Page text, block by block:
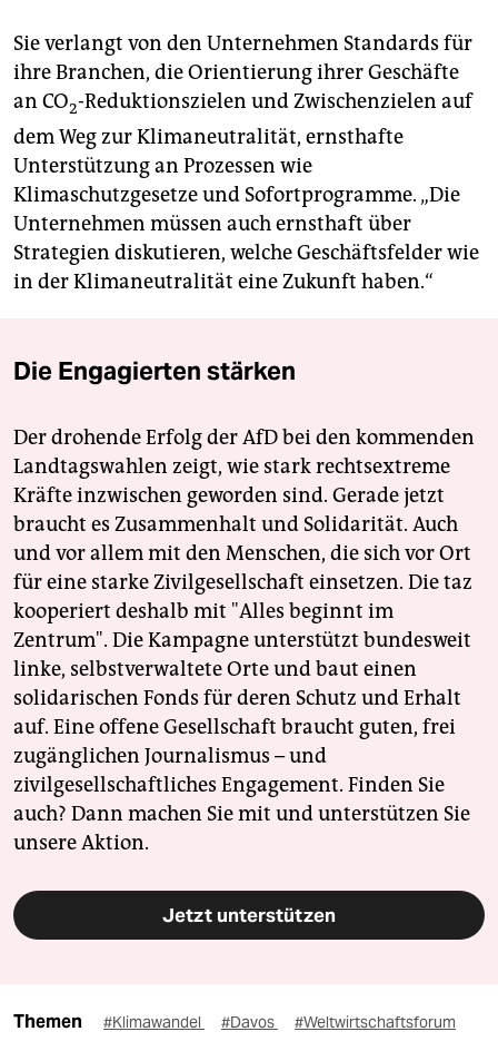
Sie verlangt von den Unternehmen Standards für
ihre Branchen, die Orientierung ihrer Geschäfte
an CO2-Reduktionszielen und Zwischenzielen auf
dem Weg zur Klimaneutralität, ernsthafte
Unterstützung an Prozessen wie
Klimaschutzgesetze und Sofortprogramme. „Die
Unternehmen müssen auch ernsthaft über
Strategien diskutieren, welche Geschäftsfelder wie
in der Klimaneutralität eine Zukunft haben.“
Die Engagierten stärken
Der drohende Erfolg der AfD bei den kommenden
Landtagswahlen zeigt, wie stark rechtsextreme
Kräfte inzwischen geworden sind. Gerade jetzt
braucht es Zusammenhalt und Solidarität. Auch
und vor allem mit den Menschen, die sich vor Ort
für eine starke Zivilgesellschaft einsetzen. Die taz
kooperiert deshalb mit "Alles beginnt im
Zentrum". Die Kampagne unterstützt bundesweit
linke, selbstverwaltete Orte und baut einen
solidarischen Fonds für deren Schutz und Erhalt
auf. Eine offene Gesellschaft braucht guten, frei
zugänglichen Journalismus – und
zivilgesellschaftliches Engagement. Finden Sie
auch? Dann machen Sie mit und unterstützen Sie
unsere Aktion.
Jetzt unterstützen
Themen #Klimawandel #Davos #Weltwirtschaftsforum